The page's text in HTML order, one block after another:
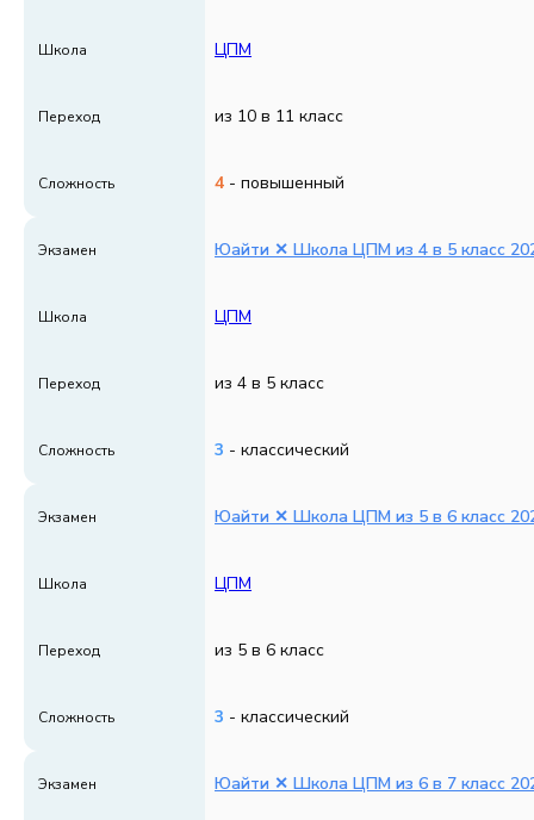
Школа ЦПМ
Переход из 10 в 11 класс
Сложность 4 - повышенный
Экзамен Юайти ✕ Школа ЦПМ из 4 в 5 класс
Школа ЦПМ
Переход из 4 в 5 класс
Сложность 3 - классический
Экзамен Юайти ✕ Школа ЦПМ из 5 в 6 класс
Школа ЦПМ
Переход из 5 в 6 класс
Сложность 3 - классический
Экзамен Юайти ✕ Школа ЦПМ из 6 в 7 класс